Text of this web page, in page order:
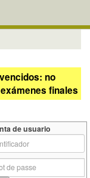
no
finales
de usuario